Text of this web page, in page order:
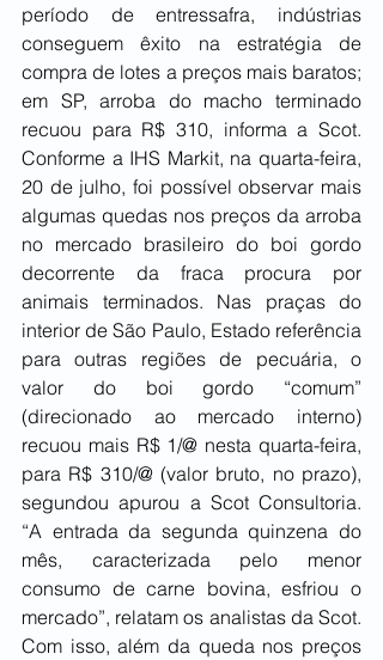
período de entressafra, indústrias
conseguem êxito na estratégia de
compra de lotes a preços mais baratos;
em SP, arroba do macho terminado
recuou para R$ 310, informa a Scot.
Conforme a IHS Markit, na quarta-feira,
20 de julho, foi possível observar mais
algumas quedas nos preços da arroba
no mercado brasileiro do boi gordo
decorrente da fraca procura por
animais terminados. Nas praças do
interior de São Paulo, Estado referência
para outras regiões de pecuária, o
valor do boi gordo “comum”
(direcionado ao mercado interno)
recuou mais R$ 1/@ nesta quarta-feira,
para R$ 310/@ (valor bruto, no prazo),
segundou apurou a Scot Consultoria.
“A entrada da segunda quinzena do
mês, caracterizada pelo menor
consumo de carne bovina, esfriou o
mercado”, relatam os analistas da Scot.
Com isso, além da queda nos preços